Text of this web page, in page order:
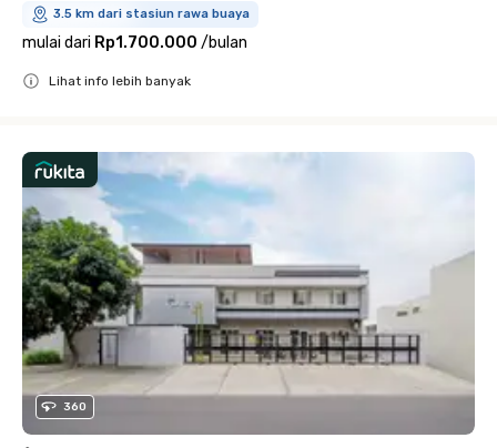
3.5 km dari stasiun rawa buaya
mulai dari Rp1.700.000 /bulan
Lihat info lebih banyak
360